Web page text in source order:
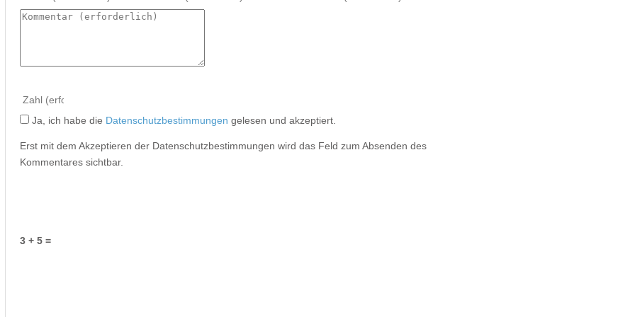
3 + 5 =
Ja, ich habe die Datenschutzbestimmungen gelesen und akzeptiert.
Erst mit dem Akzeptieren der Datenschutzbestimmungen wird das Feld zum Absenden des
Kommentares sichtbar.